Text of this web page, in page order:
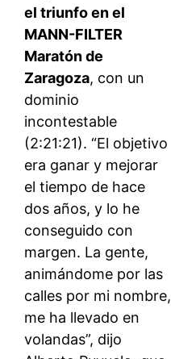
el triunfo en el
MANN-FILTER
Maratón de
Zaragoza, con un
dominio
incontestable
(2:21:21). “El objetivo
era ganar y mejorar
el tiempo de hace
dos años, y lo he
conseguido con
margen. La gente,
animándome por las
calles por mi nombre,
me ha llevado en
volandas”, dijo